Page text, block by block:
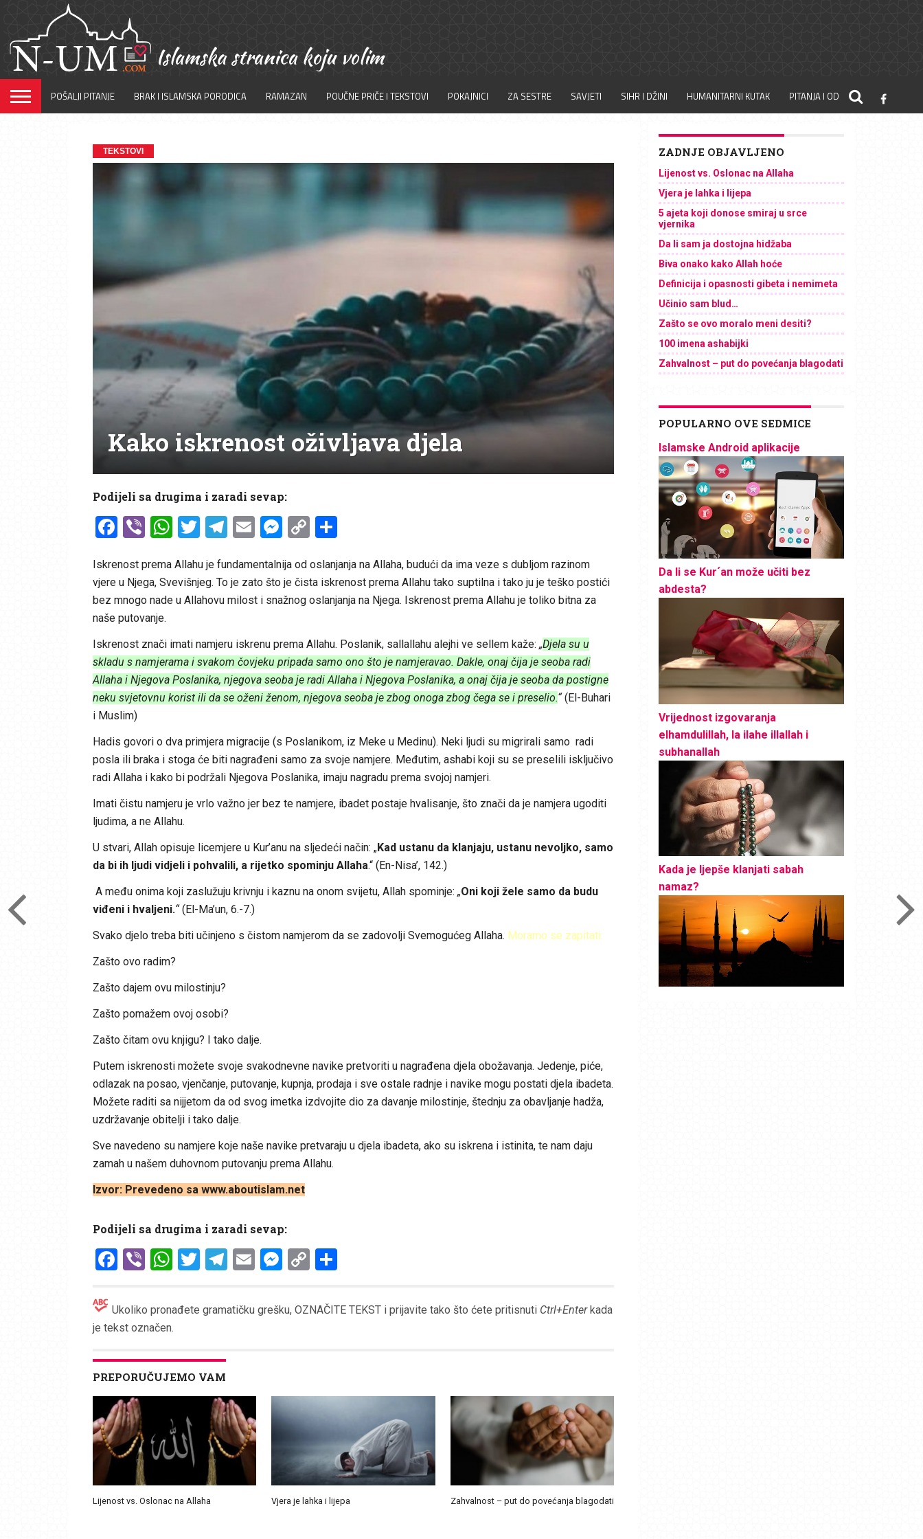
POŠALJI PITANJE BRAK I ISLAMSKA PORODICA RAMAZAN POUČNE PRIČE I TEKSTOVI POKAJNICI ZA SESTRE SAVJETI SIHR I DŽINI HUMANITARNI KUTAK PITANJA I ODGOVORI
TEKSTOVI
Kako iskrenost oživljava djela
Podijeli sa drugima i zaradi sevap:
Facebook
ViberWhatsApp
Twitter
Telegram
EmailMessenger
CopyShare
Iskrenost prema Allahu je fundamentalnija od oslanjanja na Allaha, budući da ima veze s dubljom razinom
vjere u Njega, Svevišnjeg. To je zato što je čista iskrenost prema Allahu tako suptilna i tako ju je teško postići
bez mnogo nade u Allahovu milost i snažnog oslanjanja na Njega. Iskrenost prema Allahu je toliko bitna za
naše putovanje.
Iskrenost znači imati namjeru iskrenu prema Allahu. Poslanik, sallallahu alejhi ve sellem kaže: „Djela su u
skladu s namjerama i svakom čovjeku pripada samo ono što je namjeravao. Dakle, onaj čija je seoba radi
Allaha i Njegova Poslanika, njegova seoba je radi Allaha i Njegova Poslanika, a onaj čija je seoba da postigne
neku svjetovnu korist ili da se oženi ženom, njegova seoba je zbog onoga zbog čega se i preselio.“(El-Buhari
i Muslim)
Hadis govori o dva primjera migracije (s Poslanikom, iz Meke u Medinu). Neki ljudi su migrirali samo radi
posla ili braka i stoga će biti nagrađeni samo za svoje namjere. Međutim, ashabi koji su se preselili isključivo
radi Allaha i kako bi podržali Njegova Poslanika, imaju nagradu prema svojoj namjeri.
Imati čistu namjeru je vrlo važno jer bez te namjere, ibadet postaje hvalisanje, što znači da je namjera ugoditi
ljudima, a ne Allahu.
U stvari, Allah opisuje licemjere u Kur’anu na sljedeći način: „Kad ustanu da klanjaju, ustanu nevoljko, samo
da bi ih ljudi vidjeli i pohvalili, a rijetko spominju Allaha.“ (En-Nisa’, 142.)
A među onima koji zaslužuju krivnju i kaznu na onom svijetu, Allah spominje: „Oni koji žele samo da budu
viđeni i hvaljeni.“(El-Ma’un, 6.-7.)
Svako djelo treba biti učinjeno s čistom namjerom da se zadovolji Svemogućeg Allaha. Moramo se zapitati:
Zašto ovo radim?
Zašto dajem ovu milostinju?
Zašto pomažem ovoj osobi?
Zašto čitam ovu knjigu? I tako dalje.
Putem iskrenosti možete svoje svakodnevne navike pretvoriti u nagrađena djela obožavanja. Jedenje, piće,
odlazak na posao, vjenčanje, putovanje, kupnja, prodaja i sve ostale radnje i navike mogu postati djela ibadeta.
Možete raditi sa nijjetom da od svog imetka izdvojite dio za davanje milostinje, štednju za obavljanje hadža,
uzdržavanje obitelji i tako dalje.
Sve navedeno su namjere koje naše navike pretvaraju u djela ibadeta, ako su iskrena i istinita, te nam daju
zamah u našem duhovnom putovanju prema Allahu.
Izvor: Prevedeno sa www.aboutislam.net
Podijeli sa drugima i zaradi sevap:
Facebook
ViberWhatsApp
Twitter
Telegram
EmailMessenger
CopyShare
Ukoliko pronađete gramatičku grešku, OZNAČITE TEKST i prijavite tako što ćete pritisnuti Ctrl+Enterkada
je tekst označen.
PREPORUČUJEMO VAM
Lijenost vs. Oslonac na Allaha Vjera je lahka i lijepa Zahvalnost – put do povećanja blagodati
ZADNJE OBJAVLJENO
Lijenost vs. Oslonac na Allaha
Vjera je lahka i lijepa
5 ajeta koji donose smiraj u srce
vjernika
Da li sam ja dostojna hidžaba
Biva onako kako Allah hoće
Definicija i opasnosti gibeta i nemimeta
Učinio sam blud…
Zašto se ovo moralo meni desiti?
100 imena ashabijki
Zahvalnost – put do povećanja blagodati
POPULARNO OVE SEDMICE
Islamske Android aplikacije
Da li se Kur´an može učiti bez
abdesta?
Vrijednost izgovaranja
elhamdulillah, la ilahe illallah i
subhanallah
Kada je ljepše klanjati sabah
namaz?